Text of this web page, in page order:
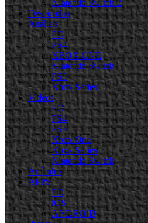
Nintendo Switch 2
Destacadas
Análisis
PC
PS4
XBOX ONE
Nintendo Switch
PS5
Xbox Series
Videos
PC
PS4
PS5
Xbox One
Xbox Series
Nintendo Switch
Artículos
APPS
PC
iOS
ANDROID